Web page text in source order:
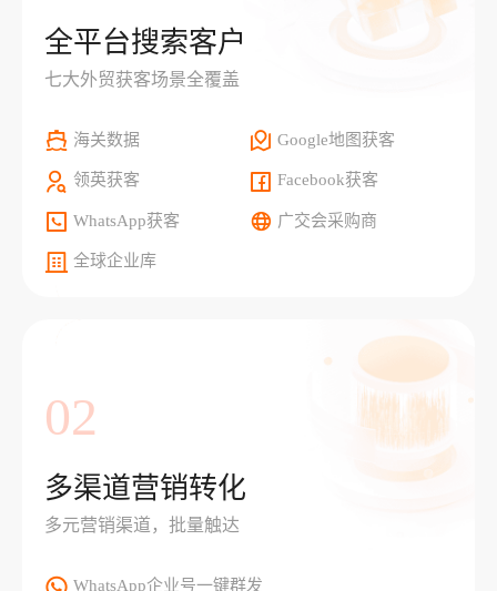
全平台搜索客户
七大外贸获客场景全覆盖
海关数据 Google地图获客
领英获客 Facebook获客
WhatsApp获客 广交会采购商
全球企业库
02
多渠道营销转化
多元营销渠道，批量触达
WhatsApp企业号一键群发